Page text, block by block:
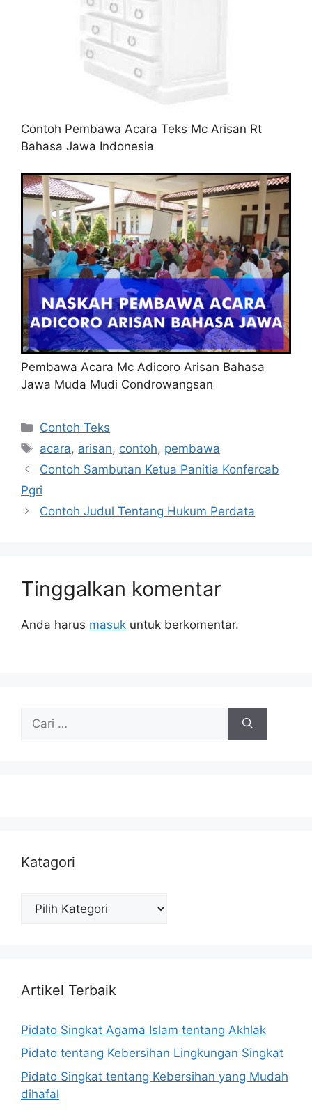
Contoh Pembawa Acara Teks Mc Arisan Rt
Bahasa Jawa Indonesia
Pembawa Acara Mc Adicoro Arisan Bahasa
Jawa Muda Mudi Condrowangsan
Kategori
Contoh Teks
Tag
acara, arisan, contoh, pembawa
Contoh Sambutan Ketua Panitia Konfercab
Pgri
Contoh Judul Tentang Hukum Perdata
Tinggalkan komentar
Anda harus masuk untuk berkomentar.
untuk:
Katagori
Katagori
Artikel Terbaik
Pidato Singkat Agama Islam tentang Akhlak
Pidato tentang Kebersihan Lingkungan Singkat
Pidato Singkat tentang Kebersihan yang Mudah
dihafal